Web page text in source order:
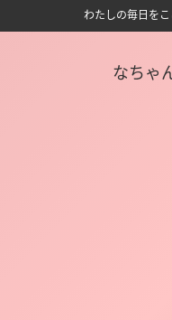
わたしの毎日を
なちゃ